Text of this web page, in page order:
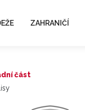
ZAHRANIČÍ
část